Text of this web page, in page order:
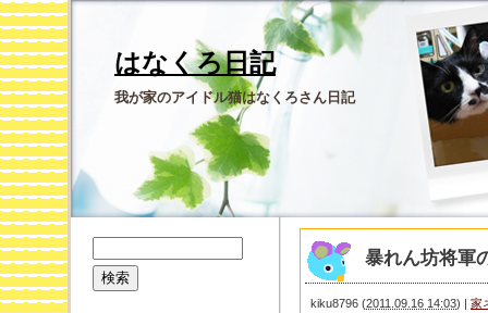
はなくろ日記
我が家のアイドル猫はなくろさん日記
暴れん坊将軍
kiku8796 (2011.09.16 14:03) | 家